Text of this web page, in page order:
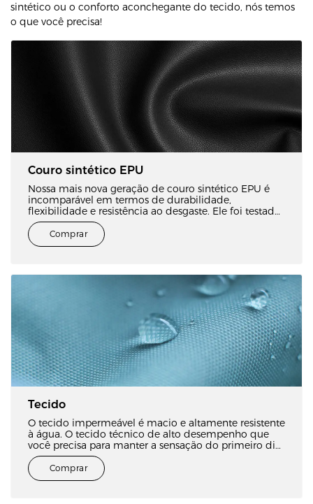
sintético ou o conforto aconchegante do tecido, nós temos
o que você precisa!
Couro sintético EPU
Nossa mais nova geração de couro sintético EPU é
incomparável em termos de durabilidade,
flexibilidade e resistência ao desgaste. Ele foi testado
para superar o couro PU comum, pois combina as
melhores características de diversas amostras de
couro sintético.
Comprar
Tecido
O tecido impermeável é macio e altamente resistente
à água. O tecido técnico de alto desempenho que
você precisa para manter a sensação do primeiro dia
por muitos anos.
Comprar